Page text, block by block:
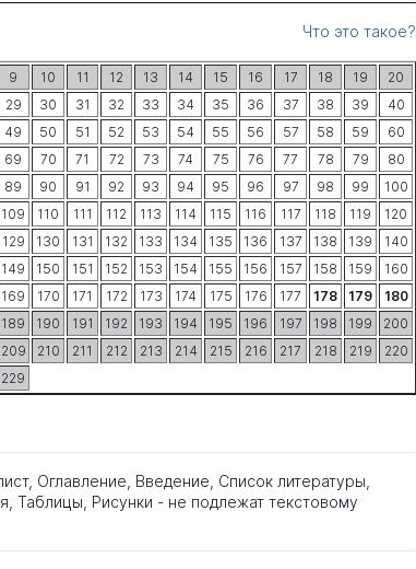
Что это такое?
9 10 11 12 13 14 15 16 17 18 19
20
29 30 31 32 33 34 35 36 37 38 39
40
49 50 51 52 53 54 55 56 57 58 59
60
69 70 71 72 73 74 75 76 77 78 79
80
89 90 91 92 93 94 95 96 97 98 99
100
109 110 111 112 113 114 115 116 117 118 119
120
129 130 131 132 133 134 135 136 137 138 139
140
149 150 151 152 153 154 155 156 157 158 159
160
169 170 171 172 173 174 175 176 177 178 179
180
189 190 191 192 193 194 195 196 197 198 199
200
209 210 211 212 213 214 215 216 217 218 219
220
229
Оглавление, Введение, Список литературы,
Таблицы, Рисунки - не подлежат текстовому